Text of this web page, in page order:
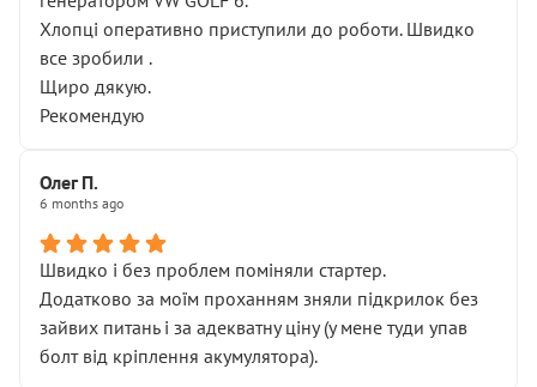
Хлопці оперативно приступили до роботи. Швидко
все зробили .
Щиро дякую.
Рекомендую
Олег П.
6 months ago
Швидко і без проблем поміняли стартер.
Додатково за моїм проханням зняли підкрилок без
зайвих питань і за адекватну ціну (у мене туди упав
болт від кріплення акумулятора).